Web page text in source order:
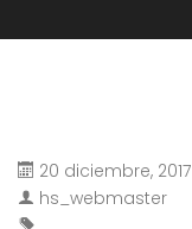
20 diciembre, 2017
hs_webmaster